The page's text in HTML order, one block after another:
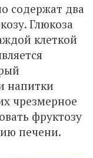
содержат два
Глюкоза
клеткой
напитки
чрезмерное
фруктозу
печени.